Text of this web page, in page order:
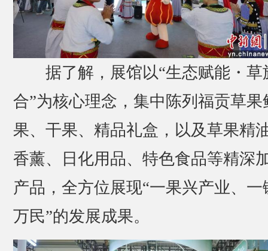
据了解，展馆以“生态赋能・草
合”为核心理念，集中陈列福贡草果
果、干果、精品礼盒，以及草果精
香薰、日化用品、特色食品等精深
产品，全方位展现“一果兴产业、一
万民”的发展成果。